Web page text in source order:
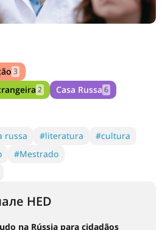
3
2 Casa Russa 6
russa #literatura
#cultura
#Mestrado
HED
na Rússia para cidadãos